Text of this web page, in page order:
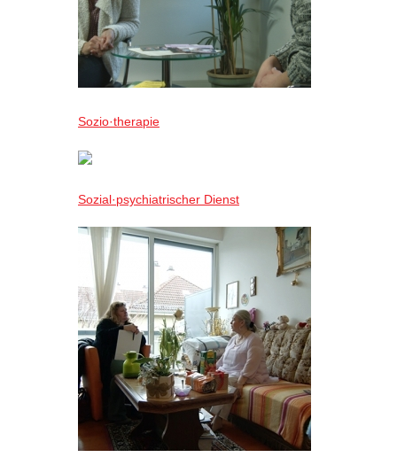
Sozio·therapie
Sozial·psychiatrischer Dienst